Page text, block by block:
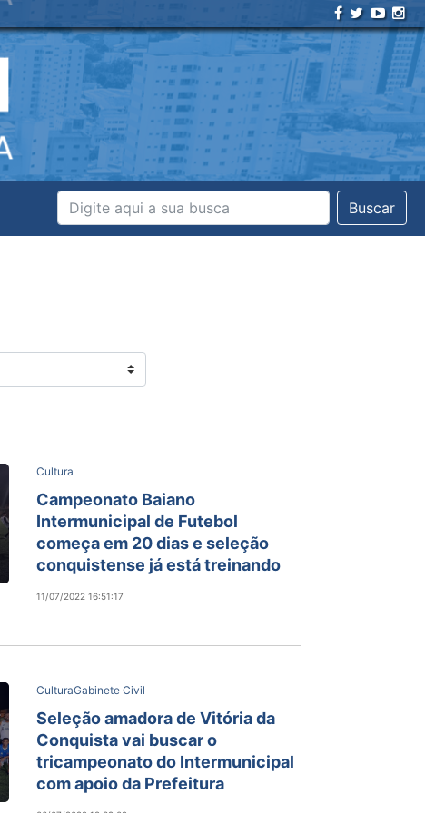
Buscar
Cultura
Campeonato Baiano
Intermunicipal de Futebol
começa em 20 dias e seleção
conquistense já está treinando
11/07/2022 16:51:17
CulturaGabinete Civil
Seleção amadora de Vitória da
Conquista vai buscar o
tricampeonato do Intermunicipal
com apoio da Prefeitura